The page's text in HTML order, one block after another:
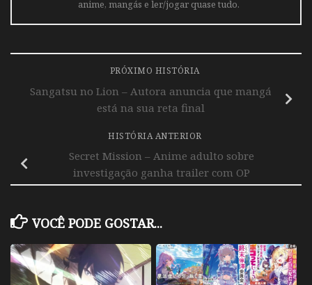
anime, mangás e ler/jogar quase tudo.
PRÓXIMO HISTÓRIA
Sangatsu no Lion – Autora anuncia que mangá
está na sua reta final
HISTÓRIA ANTERIOR
Secret Mission – Anime adulto sobre
investigação ganha trailer com OP
VOCÊ PODE GOSTAR...